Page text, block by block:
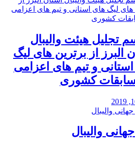
تجلیل هیئت والیبال
البرز از برترین های لیگ
و تیم های اعزامی
کشوری
والیبال